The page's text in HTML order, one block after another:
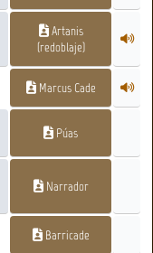
Artanis
(redoblaje)
Marcus Cade
Púas
Narrador
Barricade